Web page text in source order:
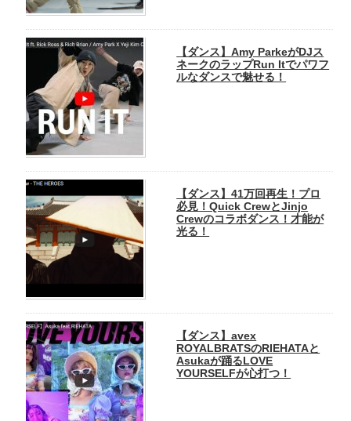
【ダンス】Amy ParkeがDJス
ネークのラップRun Itでパワフ
ルなダンスで魅せる！
【ダンス】41万回再生！プロ
必見！Quick CrewとJinjo
Crewのコラボダンス！才能が
光る！
【ダンス】avex
ROYALBRATSのRIEHATAと
Asukaが踊るLOVE
YOURSELFが心打つ！